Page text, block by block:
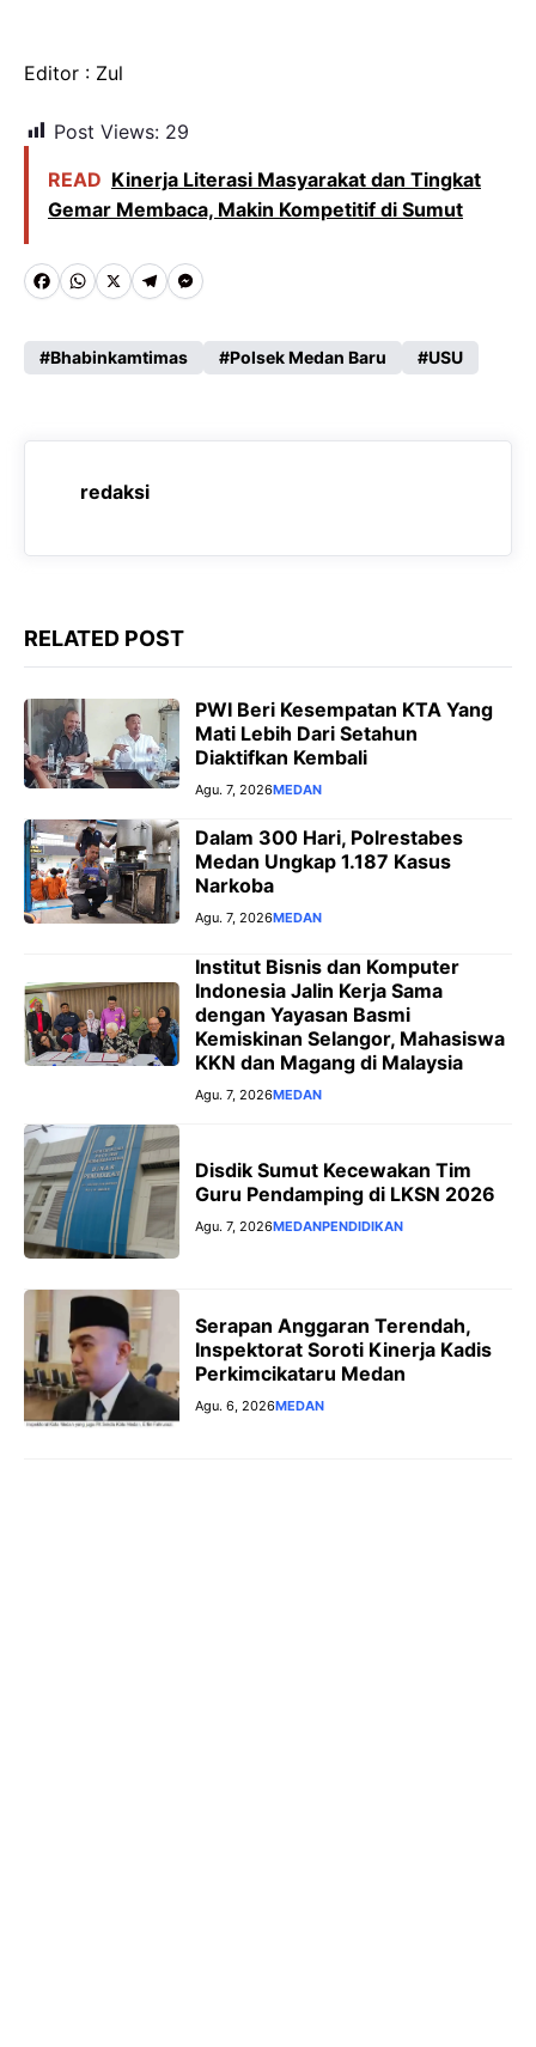
Editor : Zul
Post Views: 29
READ Kinerja Literasi Masyarakat dan Tingkat
Gemar Membaca, Makin Kompetitif di Sumut
F
c
b
k
W
a
s
A
p
X T
l
g
r
m
M
s
e
e
Bhabinkamtimas Polsek Medan Baru USU
redaksi
RELATED POST
PWI Beri Kesempatan KTA Yang
Mati Lebih Dari Setahun
Diaktifkan Kembali
Agu. 7, 2026MEDAN
Dalam 300 Hari, Polrestabes
Medan Ungkap 1.187 Kasus
Narkoba
Agu. 7, 2026MEDAN
Institut Bisnis dan Komputer
Indonesia Jalin Kerja Sama
dengan Yayasan Basmi
Kemiskinan Selangor, Mahasiswa
KKN dan Magang di Malaysia
Agu. 7, 2026MEDAN
Disdik Sumut Kecewakan Tim
Guru Pendamping di LKSN 2026
Agu. 7, 2026MEDANPENDIDIKAN
Serapan Anggaran Terendah,
Inspektorat Soroti Kinerja Kadis
Perkimcikataru Medan
Agu. 6, 2026MEDAN